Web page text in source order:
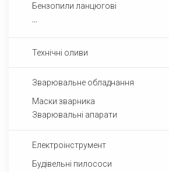
Бензопили ланцюгові
Технічні оливи
Зварювальне обладнання
Маски зварника
Зварювальні апарати
Електроінструмент
Будівельні пилососи